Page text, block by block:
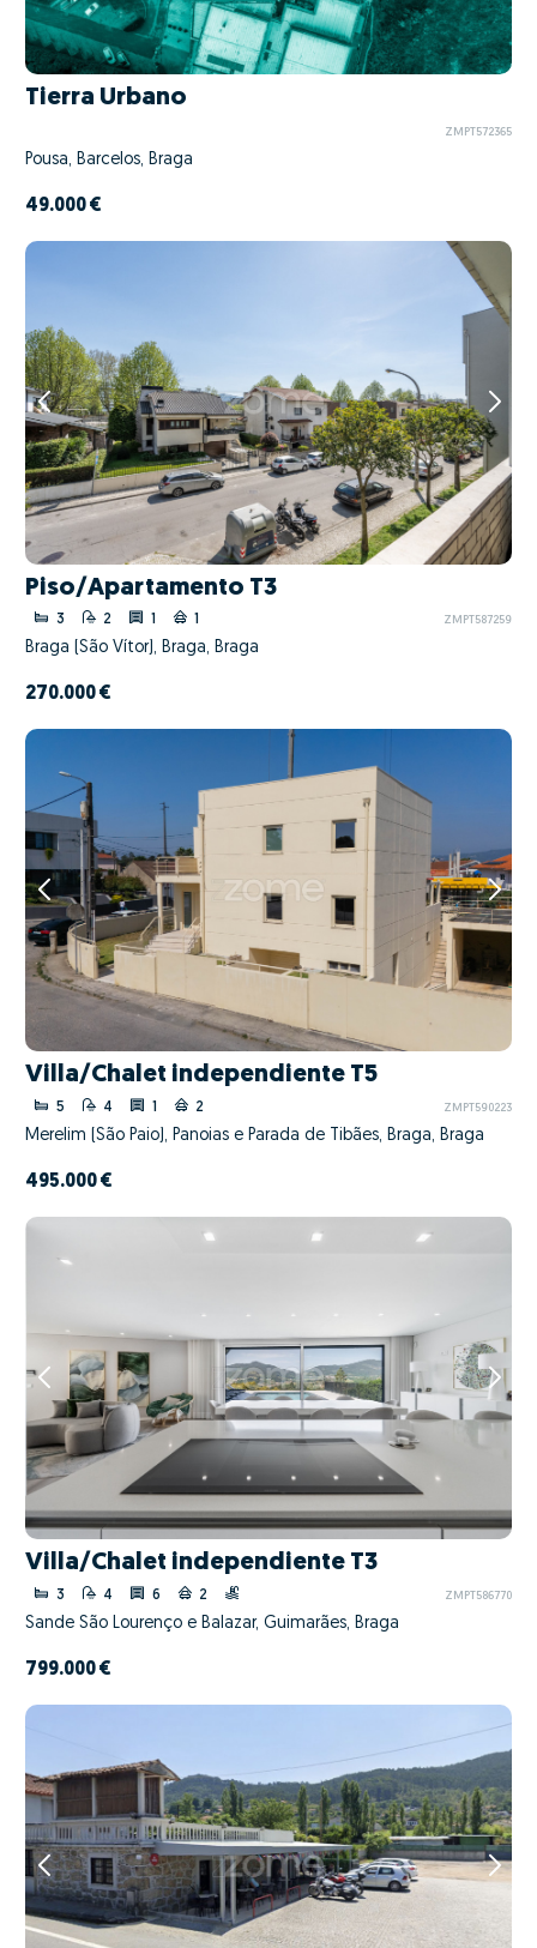
Tierra Urbano
ZMPT572365
Pousa, Barcelos, Braga
49.000 €
Piso/Apartamento T3
3 2 1 1 ZMPT587259
Braga (São Vítor), Braga, Braga
270.000 €
Villa/Chalet independiente T5
5 4 1 2 ZMPT590223
Merelim (São Paio), Panoias e Parada de Tibães, Braga, Braga
495.000 €
Villa/Chalet independiente T3
3 4 6 2 ZMPT586770
Sande São Lourenço e Balazar, Guimarães, Braga
799.000 €